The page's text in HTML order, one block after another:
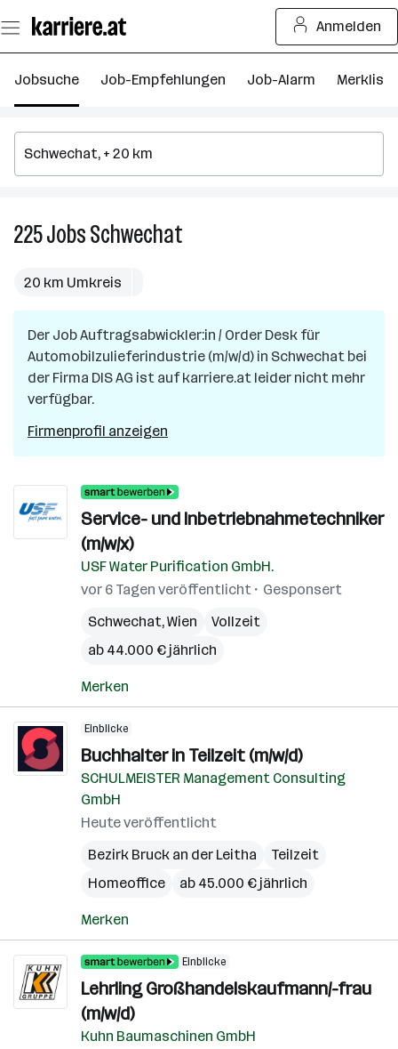
Seiteninhalt
springen
Anmelden
Jobsuche Job-Empfehlungen Job-Alarm Merkliste
225JobsSchwechat
20 km Umkreis
Der JobAuftragsabwickler:in / Order Desk für
Automobilzulieferindustrie (m/w/d) in Schwechat bei
der Firma DIS AG ist auf karriere.at leider nicht mehr
verfügbar.
Firmenprofil anzeigen
Service- und Inbetriebnahmetechniker
(m/w/x)
USF Water Purification GmbH.
vor 6 Tagen veröffentlicht
Gesponsert
Schwechat,Wien
Vollzeit
ab 44.000 € jährlich
Merken
Einblicke
Buchhalter in Teilzeit (m/w/d)
SCHULMEISTER Management Consulting
GmbH
Heute veröffentlicht
Bezirk Bruck an der Leitha
Teilzeit
Homeoffice
ab 45.000 € jährlich
Merken
Einblicke
Lehrling Großhandelskaufmann/-frau
(m/w/d)
Kuhn Baumaschinen GmbH